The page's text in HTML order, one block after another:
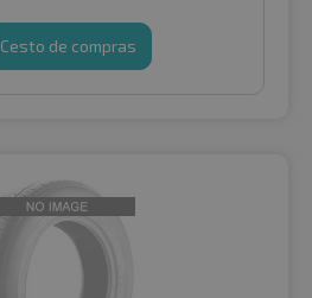
Cesto de compras